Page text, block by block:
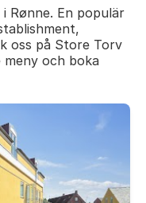
Rønne. En populär
oss på Store Torv
meny och boka